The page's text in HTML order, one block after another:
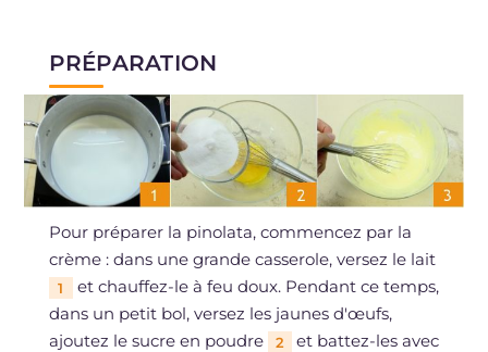
PRÉPARATION
Pour préparer la pinolata, commencez par la
crème : dans une grande casserole, versez le lait
1
et chauffez-le à feu doux. Pendant ce temps,
dans un petit bol, versez les jaunes d'œufs,
ajoutez le sucre en poudre
2
et battez-les avec